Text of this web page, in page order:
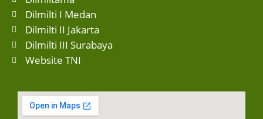
Dilmilti I Medan
Dilmilti II Jakarta
Dilmilti III Surabaya
Website TNI